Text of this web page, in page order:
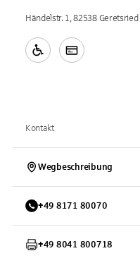
Händelstr. 1, 82538 Geretsried
Kontakt
Wegbeschreibung
+49 8171 80070
+49 8041 800718